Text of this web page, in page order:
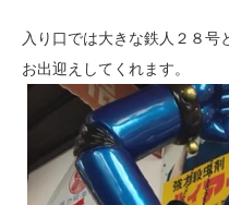
入り口では大きな鉄人２８
お出迎えしてくれます。